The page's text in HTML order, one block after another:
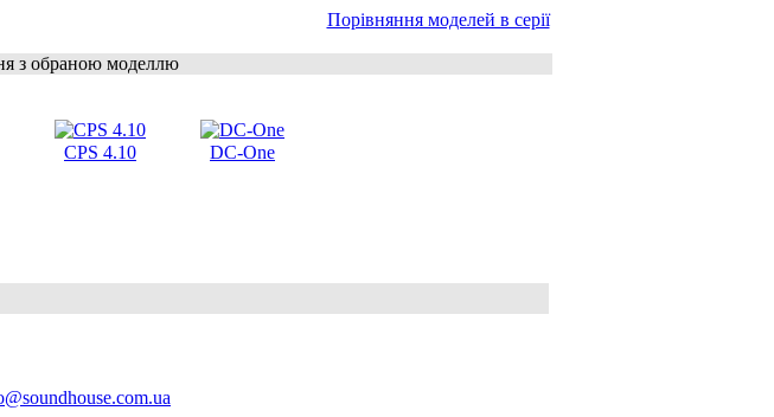
Порівняння моделей в серії
з обраною моделлю
CPS 4.10 DC-One